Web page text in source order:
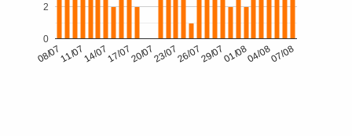
08/0711/0714/0717/0720/0723/0726/0729/0701/0804/0807/08
0
2